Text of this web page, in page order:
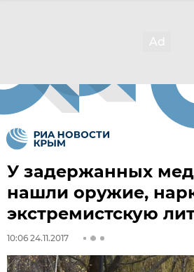
У задержанных
нашли оружие,
экстремистскую
10:06 24.11.2017